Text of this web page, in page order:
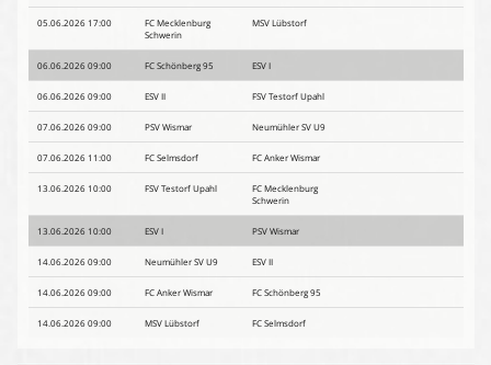
05.06.2026 17:00
FC Mecklenburg
Schwerin
MSV Lübstorf
06.06.2026 09:00 FC Schönberg 95 ESV I
06.06.2026 09:00 ESV II FSV Testorf Upahl
07.06.2026 09:00 PSV Wismar Neumühler SV U9
07.06.2026 11:00 FC Selmsdorf FC Anker Wismar
13.06.2026 10:00 FSV Testorf Upahl
FC Mecklenburg
Schwerin
13.06.2026 10:00 ESV I PSV Wismar
14.06.2026 09:00 Neumühler SV U9 ESV II
14.06.2026 09:00 FC Anker Wismar FC Schönberg 95
14.06.2026 09:00 MSV Lübstorf FC Selmsdorf